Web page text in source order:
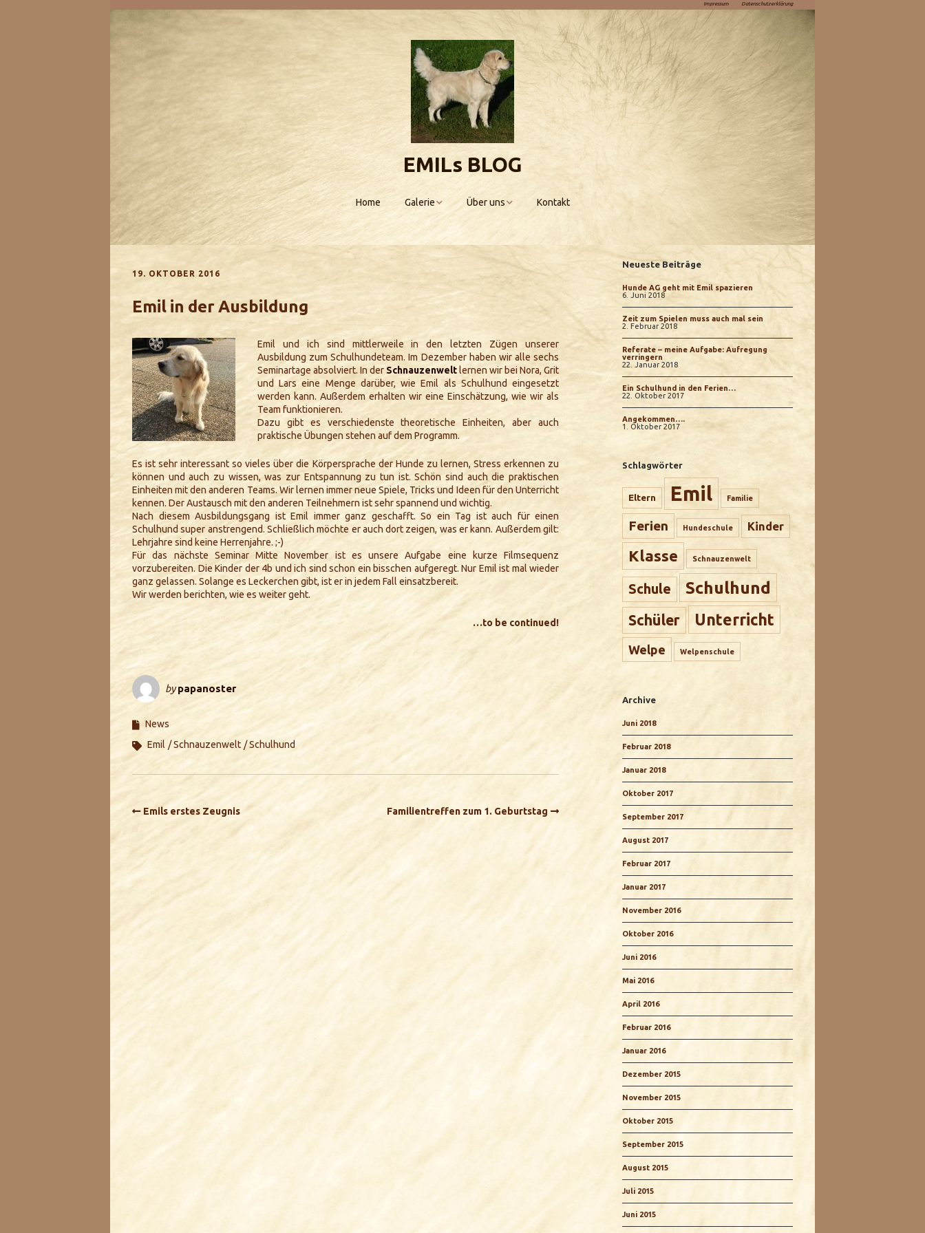
Impressum Datenschutzerklärung
EMILs BLOG
Home Galerie
Emils Kinderstube
Über uns
Allegra
Kontakt
19. OKTOBER 2016
Emil in der Ausbildung
Emil und ich sind mittlerweile in den letzten Zügen unserer
Ausbildung zum Schulhundeteam. Im Dezember haben wir alle sechs
Seminartage absolviert. In der Schnauzenweltlernen wir bei Nora, Grit
und Lars eine Menge darüber, wie Emil als Schulhund eingesetzt
werden kann. Außerdem erhalten wir eine Einschätzung, wie wir als
Team funktionieren.
Dazu gibt es verschiedenste theoretische Einheiten, aber auch
praktische Übungen stehen auf dem Programm.
Es ist sehr interessant so vieles über die Körpersprache der Hunde zu lernen, Stress erkennen zu
können und auch zu wissen, was zur Entspannung zu tun ist. Schön sind auch die praktischen
Einheiten mit den anderen Teams. Wir lernen immer neue Spiele, Tricks und Ideen für den Unterricht
kennen. Der Austausch mit den anderen Teilnehmern ist sehr spannend und wichtig.
Nach diesem Ausbildungsgang ist Emil immer ganz geschafft. So ein Tag ist auch für einen
Schulhund super anstrengend. Schließlich möchte er auch dort zeigen, was er kann. Außerdem gilt:
Lehrjahre sind keine Herrenjahre.;-)
Für das nächste Seminar Mitte November ist es unsere Aufgabe eine kurze Filmsequenz
vorzubereiten. Die Kinder der 4b und ich sind schon ein bisschen aufgeregt. Nur Emil ist mal wieder
ganz gelassen. Solange es Leckerchen gibt, ist er in jedem Fall einsatzbereit.
Wir werden berichten, wie es weiter geht.
…to be continued!
bypapanoster
News
Emil
Schnauzenwelt Schulhund
Emils erstes Zeugnis Familientreffen zum 1. Geburtstag
Neueste Beiträge
Hunde AG geht mit Emil spazieren
6. Juni 2018
Zeit zum Spielen muss auch mal sein
2. Februar 2018
Referate – meine Aufgabe: Aufregung
verringern
22. Januar 2018
Ein Schulhund in den Ferien…
22. Oktober 2017
Angekommen….
1. Oktober 2017
Schlagwörter
Eltern Emil Familie
Ferien Hundeschule Kinder
Klasse Schnauzenwelt
Schule Schulhund
Schüler Unterricht
Welpe Welpenschule
Archive
Juni 2018
Februar 2018
Januar 2018
Oktober 2017
September 2017
August 2017
Februar 2017
Januar 2017
November 2016
Oktober 2016
Juni 2016
Mai 2016
April 2016
Februar 2016
Januar 2016
Dezember 2015
November 2015
Oktober 2015
September 2015
August 2015
Juli 2015
Juni 2015